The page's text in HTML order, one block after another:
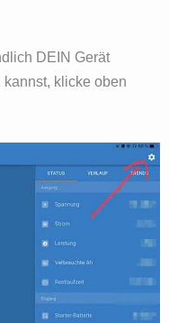
DEIN Gerät
klicke oben